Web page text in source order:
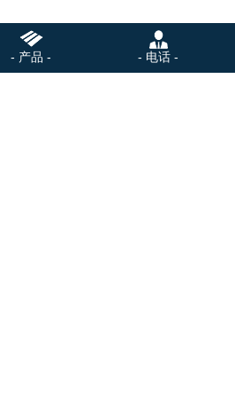
- 产品 - - 电话 -